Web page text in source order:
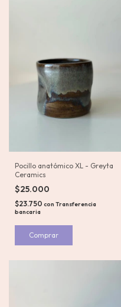
Pocillo anatómico XL - Greyta
Ceramics
$25.000
$23.750 con Transferencia
bancaria
Comprar